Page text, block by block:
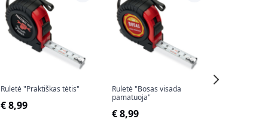
Ruletė "Praktiškas tėtis"
€ 8,99
Ruletė "Bosas visada
pamatuoja"
€ 8,99